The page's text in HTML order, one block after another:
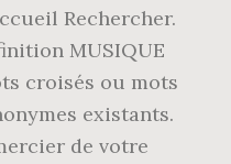
Rechercher.
MUSIQUE
croisés ou mots
existants.
de votre